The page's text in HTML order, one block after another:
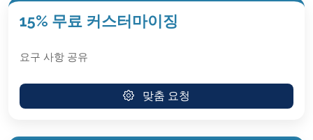
15% 무료 커스터마이징
요구 사항 공유
맞춤 요청